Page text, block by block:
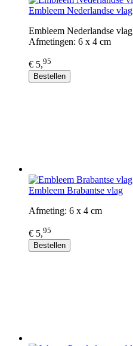
Embleem Nederlandse vlag
Embleem Nederlandse vlag
Afmetingen: 6 x 4 cm
€ 5,95
Bestellen
Embleem Brabantse vlag
Afmeting: 6 x 4 cm
€ 5,95
Bestellen